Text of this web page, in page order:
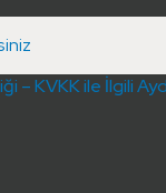
– KVKK ile İlgili